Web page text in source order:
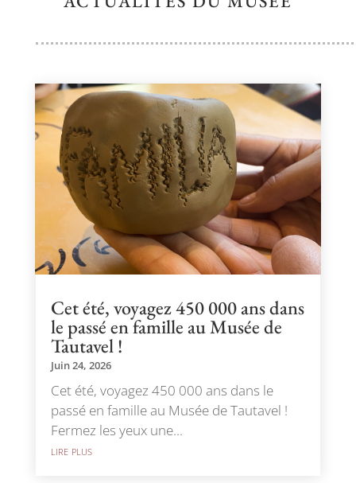
Cet été, voyagez 450 000 ans dans
le passé en famille au Musée de
Tautavel !
Juin 24, 2026
Cet été, voyagez 450 000 ans dans le
passé en famille au Musée de Tautavel !
Fermez les yeux une...
lire plus